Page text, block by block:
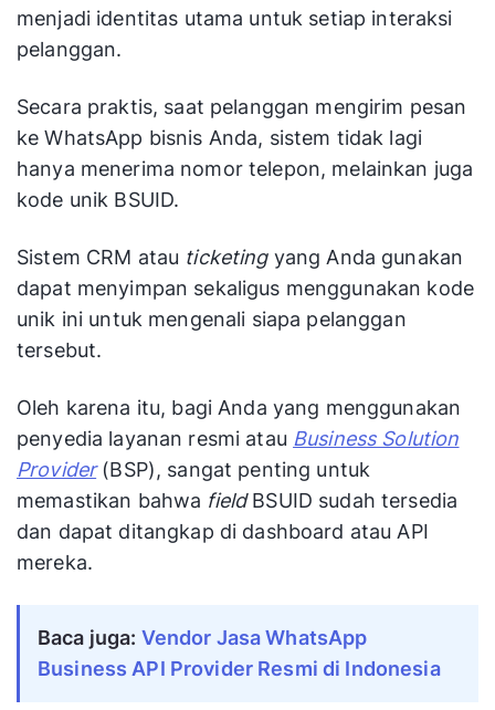
menjadi identitas utama untuk setiap interaksi
pelanggan.
Secara praktis, saat pelanggan mengirim pesan
ke WhatsApp bisnis Anda, sistem tidak lagi
hanya menerima nomor telepon, melainkan juga
kode unik BSUID.
Sistem CRM atau ticketingyang Anda gunakan
dapat menyimpan sekaligus menggunakan kode
unik ini untuk mengenali siapa pelanggan
tersebut.
Oleh karena itu, bagi Anda yang menggunakan
penyedia layanan resmi atau Business Solution
Provider(BSP), sangat penting untuk
memastikan bahwa fieldBSUID sudah tersedia
dan dapat ditangkap di dashboard atau API
mereka.
Baca juga: Vendor Jasa WhatsApp
Business API Provider Resmi di Indonesia